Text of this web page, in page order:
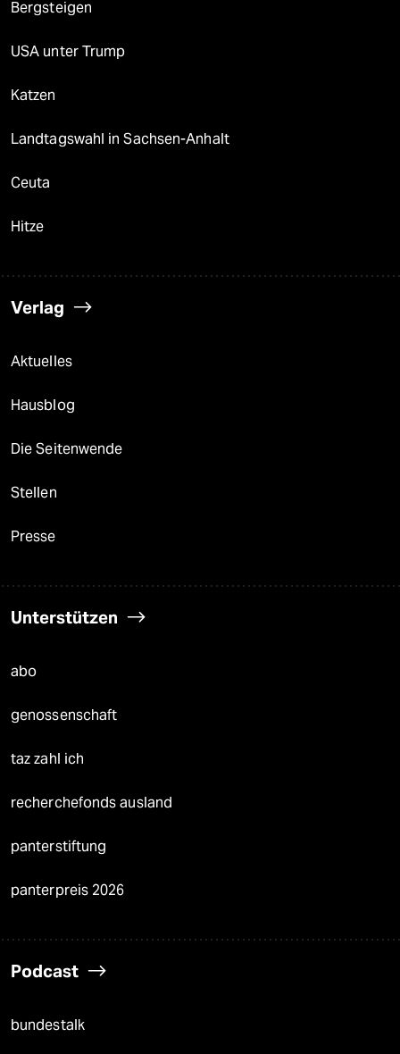
Bergsteigen
USA unter Trump
Katzen
Landtagswahl in Sachsen-Anhalt
Ceuta
Hitze
Verlag
Aktuelles
Hausblog
Die Seitenwende
Stellen
Presse
Unterstützen
abo
genossenschaft
taz zahl ich
recherchefonds ausland
panterstiftung
panterpreis 2026
Podcast
bundestalk